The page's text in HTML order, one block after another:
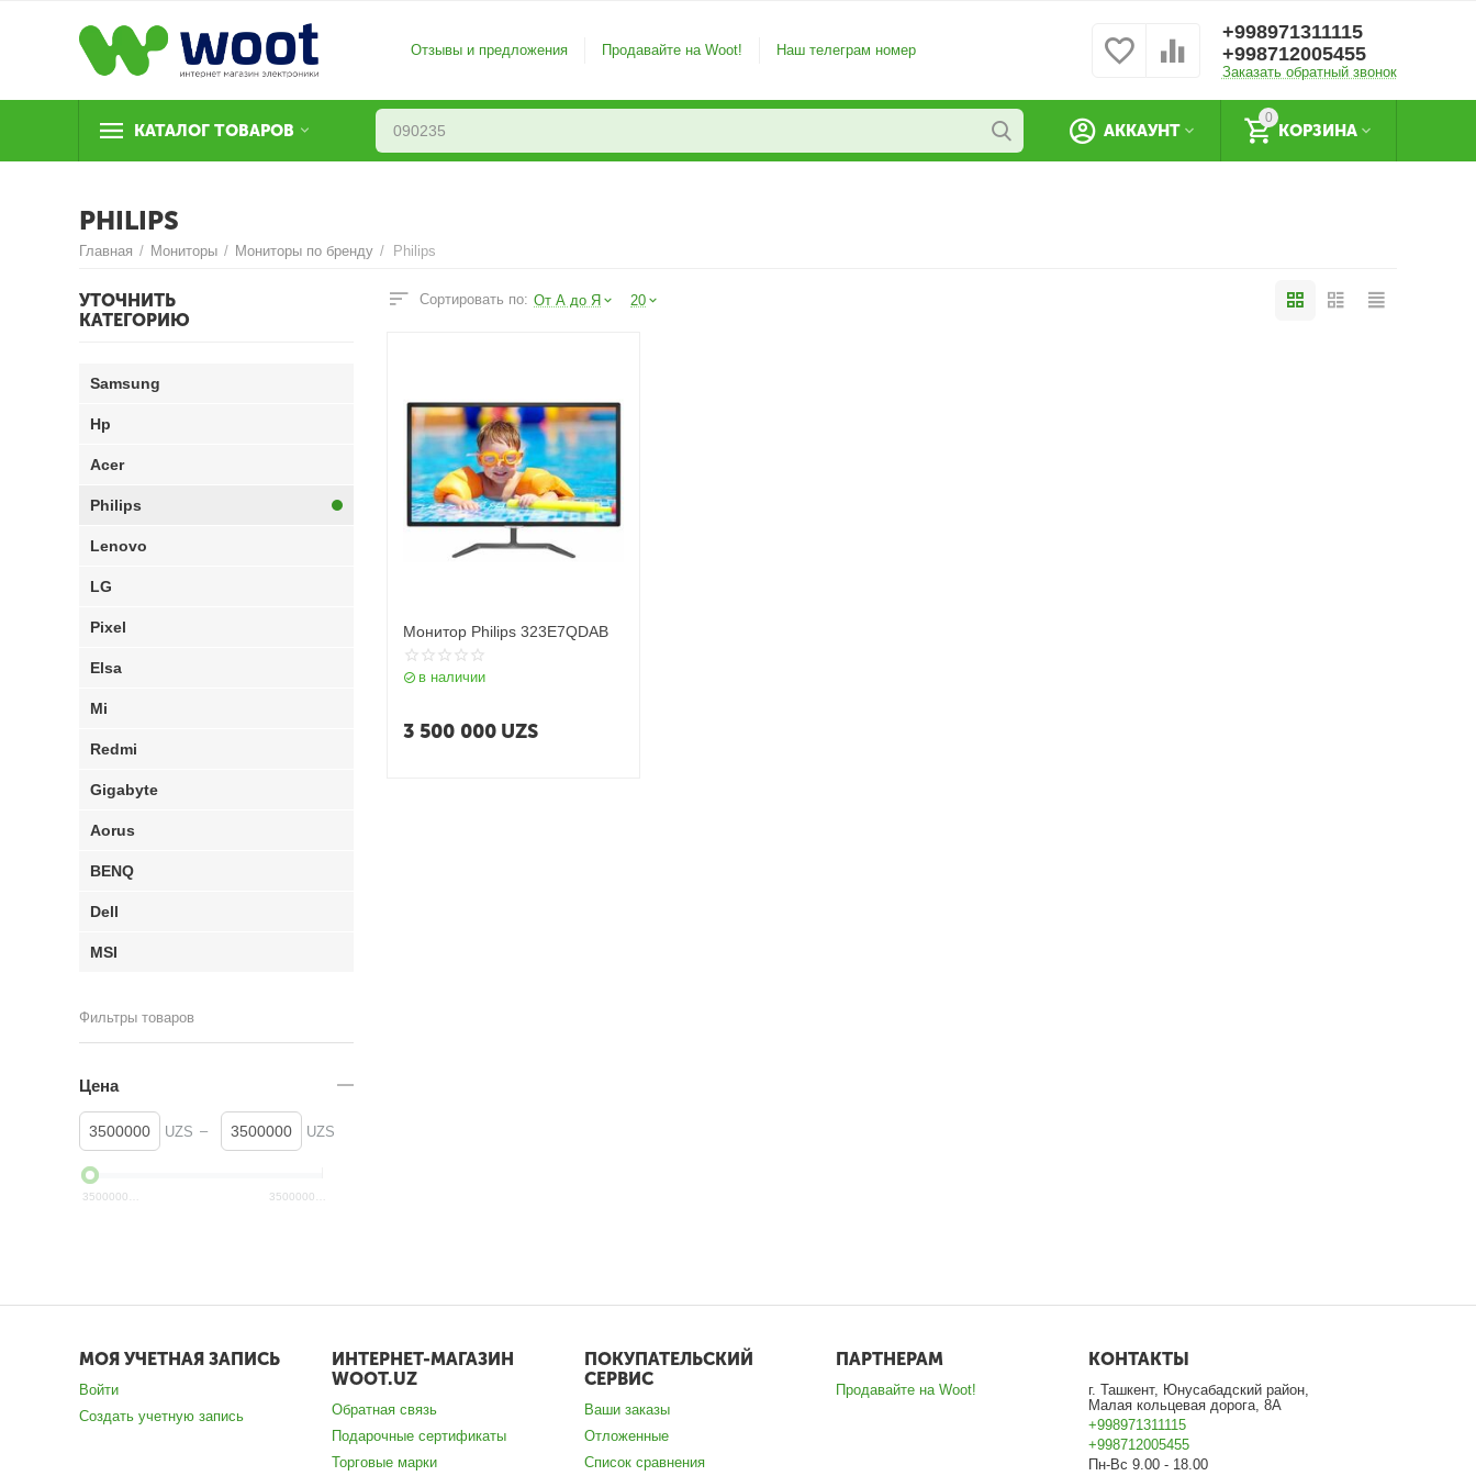
Отзывы и предложения Продавайте на Woot! Наш телеграм номер
+998971311115
+998712005455
Заказать обратный звонок
КАТАЛОГ ТОВАРОВ
0
КОРЗИНА
АККАУНТ
PHILIPS
Главная / Мониторы / Мониторы по бренду / Philips
Сортировать по: От А до Я 20
Монитор Philips 323E7QDAB
в наличии
3 500 000 UZS
УТОЧНИТЬ
КАТЕГОРИЮ
Samsung
Hp
Acer
Philips
Lenovo
LG
Pixel
Elsa
Mi
Redmi
Gigabyte
Aorus
BENQ
Dell
MSI
Фильтры товаров
Цена
UZS – UZS
3500000 3500000
МОЯ УЧЕТНАЯ ЗАПИСЬ
Войти
Создать учетную запись
ИНТЕРНЕТ-МАГАЗИН
WOOT.UZ
Обратная связь
Подарочные сертификаты
Торговые марки
ПОКУПАТЕЛЬСКИЙ
СЕРВИС
Ваши заказы
Отложенные
Список сравнения
ПАРТНЕРАМ
Продавайте на Woot!
КОНТАКТЫ
г. Ташкент, Юнусабадский район,
Малая кольцевая дорога, 8А
+998971311115
+998712005455
Пн-Вс 9.00 - 18.00